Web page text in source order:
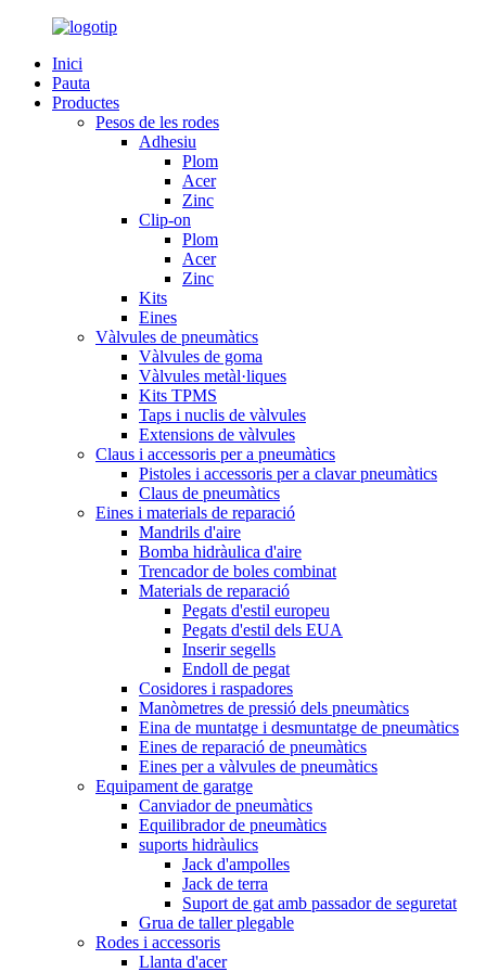
Inici
Pauta
Productes
Pesos de les rodes
Adhesiu
Plom
Acer
Zinc
Clip-on
Plom
Acer
Zinc
Kits
Eines
Vàlvules de pneumàtics
Vàlvules de goma
Vàlvules metàl·liques
Kits TPMS
Taps i nuclis de vàlvules
Extensions de vàlvules
Claus i accessoris per a pneumàtics
Pistoles i accessoris per a clavar pneumàtics
Claus de pneumàtics
Eines i materials de reparació
Mandrils d'aire
Bomba hidràulica d'aire
Trencador de boles combinat
Materials de reparació
Pegats d'estil europeu
Pegats d'estil dels EUA
Inserir segells
Endoll de pegat
Cosidores i raspadores
Manòmetres de pressió dels pneumàtics
Eina de muntatge i desmuntatge de pneumàtics
Eines de reparació de pneumàtics
Eines per a vàlvules de pneumàtics
Equipament de garatge
Canviador de pneumàtics
Equilibrador de pneumàtics
suports hidràulics
Jack d'ampolles
Jack de terra
Suport de gat amb passador de seguretat
Grua de taller plegable
Rodes i accessoris
Llanta d'acer